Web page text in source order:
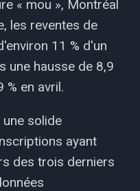
« mou », Montréal
les reventes de
11 % d'un
une hausse de 8,9
% en avril.
solide
ayant
des trois derniers